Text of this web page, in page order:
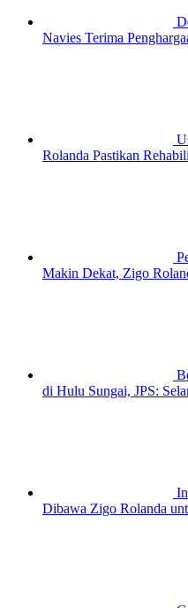
Navies Terima
Rolanda Pastikan
Makin Dekat, Zigo
di Hulu Sungai, JPS:
Dibawa Zigo Rolanda